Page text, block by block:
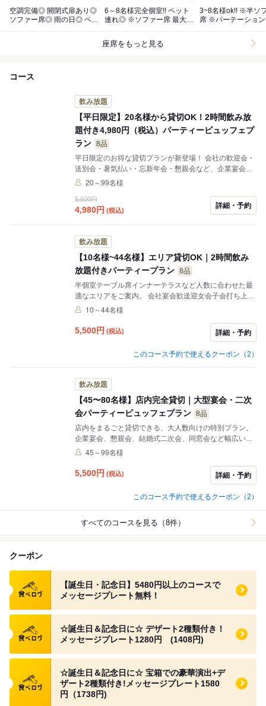
空調完備◎ 開閉式扉あり◎
ソファー席◎ 雨の日◎ ペッ
6～8名様完全個室!! ペット
連れ◎ ※ソファー席 最大
3~8名様ok!! ※半ソファー
席 ※パーテーションを挟ん
座席をもっと見る
コース
飲み放題
【平日限定】20名様から貸切OK！2時間飲み放
題付き4,980円（税込）パーティービュッフェプ
ラン 8品
平日限定のお得な貸切プランが新登場！ 会社の歓迎会・
送別会・暑気払い・忘新年会・懇親会など、企業宴会に
ぴったりの貸切プランをご用意しました! お料理も5500
から貸切可能なので、周りを気にせずゆったりとお食事
と会話をお楽しみいただけます! マイク・プロジェクタ
す。
20～99名様
5,500円
4,980円 (税込)
詳細・予約
飲み放題
【10名様~44名様】エリア貸切OK｜2時間飲み
放題付きパーティープラン 8品
半個室テーブル席インナーテラスなど人数に合わせた最
適なエリアをご案内。 会社宴会歓送迎女会子会打ち上げ
など幅広く対応可能です。 ご利用人数に合わせてご案内
感あるインナーテラス席。 ・30~44名様メインフロア貸
切。 人数シーンに合わせて最適なお席をご提案します。
10～44名様
5,500円 (税込) 詳細・予約
このコース予約で使えるクーポン（2）
飲み放題
【45〜80名様】店内完全貸切｜大型宴会・二次
会パーティービュッフェプラン 8品
店内をまるごと貸切できる、大人数向けの特別プラン。
企業宴会、懇親会、結婚式二次会、同窓会など幅広いシ
ーンに対応可能です。 窯焼きピッツァをはじめとした本
る空間で、周りを気にせずゆったりとお過ごしいただけ
お時間などお気軽にご相談ください。 お一人様5500円
～承らせていただきます。 ▪営業時間外の貸切もご相談
くだいませ ▪お客様のご希望に沿って料理内容は変更可
能 ▪無料特典が多数！ プロジェクター/マイク/高砂/ビン
ゴ/花束代行 ※貸切するにあたりお時間、曜日により最低
45～99名様
5,500円 (税込) 詳細・予約
このコース予約で使えるクーポン（2）
すべてのコースを見る（8件）
クーポン
食べログ クーポン
【誕生日・記念日】5480円以上のコースで
メッセージプレート無料！
食べログ クーポン
☆誕生日＆記念日に☆ デザート2種類付き！
メッセージプレート1280円 (1408円)
食べログ クーポン
☆誕生日＆記念日に☆ 宝箱での豪華演出+デ
ザート2種類付き!メッセージプレート1580
円（1738円)